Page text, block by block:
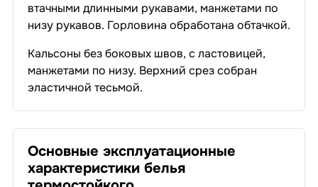
втачными длинными рукавами, манжетами по
низу рукавов. Горловина обработана обтачкой.
Кальсоны без боковых швов, с ластовицей,
манжетами по низу. Верхний срез собран
эластичной тесьмой.
Основные эксплуатационные
характеристики белья